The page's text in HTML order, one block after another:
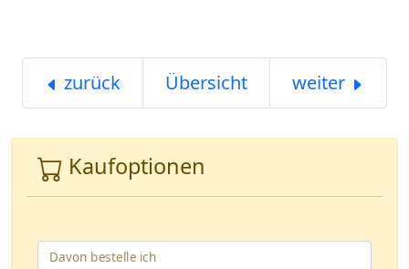
zurück Übersicht weiter
Kaufoptionen
Davon bestelle ich